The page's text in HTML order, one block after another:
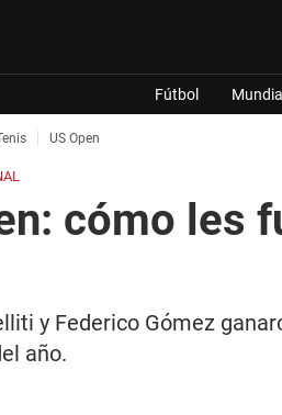
Fútbol Mundial
US Open
cómo les
y Federico Gómez
año.